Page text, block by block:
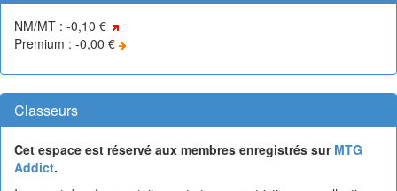
NM/MT : -0,10 €
Premium : -0,00 €
Classeurs
Cet espace est réservé aux membres enregistrés sur MTG
Addict.